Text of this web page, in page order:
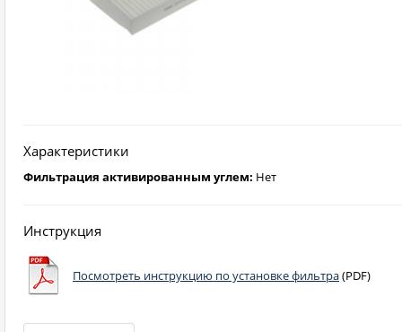
Характеристики
Фильтрация активированным углем: Нет
Инструкция
Посмотреть инструкцию по установке фильтра(PDF)